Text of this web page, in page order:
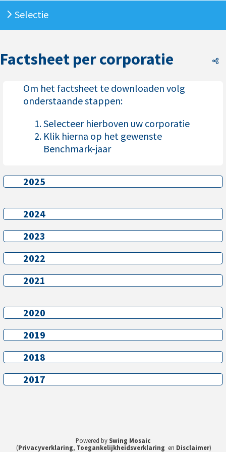
Selectie
Factsheet per corporatie
Om het factsheet te downloaden volg
onderstaande stappen:
Selecteer hierboven uw corporatie
Klik hierna op het gewenste
Benchmark-jaar
2025
2025
2024
2024
2023
2023
2022
2022
2021
2021
2020
2020
2019
2019
2018
2018
2017
2017
Powered by Swing Mosaic
(Privacyverklaring, Toegankelijkheidsverklaring en Disclaimer)